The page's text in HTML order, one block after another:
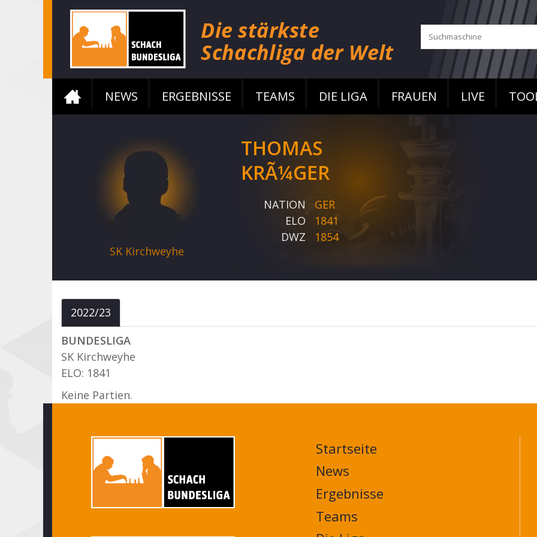
NEWS ERGEBNISSE TEAMS DIE LIGA FRAUEN LIVE
SK Kirchweyhe
THOMAS
KRÃ¼GER
NATION
GER
ELO
1841
DWZ
1854
2022/23
BUNDESLIGA
SK Kirchweyhe
ELO: 1841
Keine Partien.
MAIN
NAVIGATION
FOOTER
Startseite
News
Ergebnisse
Teams